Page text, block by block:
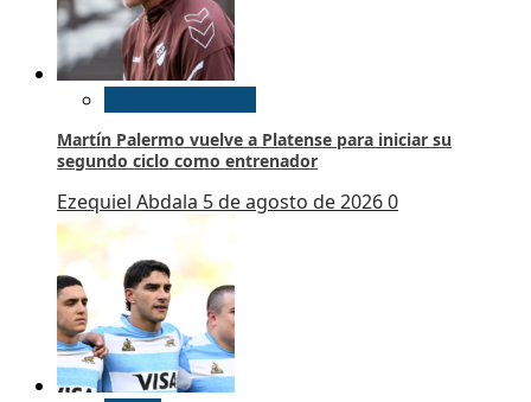
Martín Palermo vuelve a Platense para iniciar su
segundo ciclo como entrenador
Ezequiel Abdala 5 de agosto de 20260